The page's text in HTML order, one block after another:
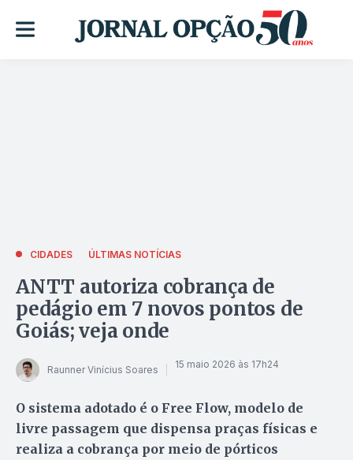
CIDADES ÚLTIMAS NOTÍCIAS
ANTT autoriza cobrança de
pedágio em 7 novos pontos de
Goiás; veja onde
Raunner Vinícius Soares 15 maio 2026 às 17h24
O sistema adotado é o Free Flow, modelo de
livre passagem que dispensa praças físicas e
realiza a cobrança por meio de pórticos